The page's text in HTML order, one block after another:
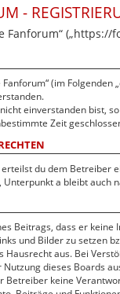
-
(im
einverstanden bist,
Zeit
du dem Betreiber
Unterpunkt a bleibt auch
Beitrags, dass er
und Bilder zu setzen
Hausrecht aus. Bei
dieses Boards
Betreiber keine